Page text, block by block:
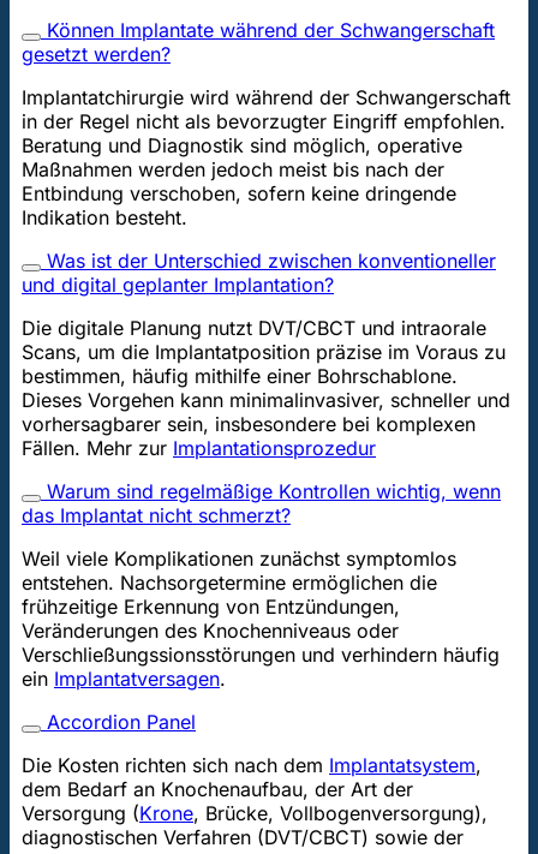
Können Implantate während der Schwangerschaft
gesetzt werden?
Implantatchirurgie wird während der Schwangerschaft
in der Regel nicht als bevorzugter Eingriff empfohlen.
Beratung und Diagnostik sind möglich, operative
Maßnahmen werden jedoch meist bis nach der
Entbindung verschoben, sofern keine dringende
Indikation besteht.
Was ist der Unterschied zwischen konventioneller
und digital geplanter Implantation?
Die digitale Planung nutzt DVT/CBCT und intraorale
Scans, um die Implantatposition präzise im Voraus zu
bestimmen, häufig mithilfe einer Bohrschablone.
Dieses Vorgehen kann minimalinvasiver, schneller und
vorhersagbarer sein, insbesondere bei komplexen
Fällen. Mehr zur Implantationsprozedur
Warum sind regelmäßige Kontrollen wichtig, wenn
das Implantat nicht schmerzt?
Weil viele Komplikationen zunächst symptomlos
entstehen. Nachsorgetermine ermöglichen die
frühzeitige Erkennung von Entzündungen,
Veränderungen des Knochenniveaus oder
Verschließungssionsstörungen und verhindern häufig
ein Implantatversagen.
Accordion Panel
Die Kosten richten sich nach dem Implantatsystem,
dem Bedarf an Knochenaufbau, der Art der
Versorgung (Krone, Brücke, Vollbogenversorgung),
diagnostischen Verfahren (DVT/CBCT) sowie der